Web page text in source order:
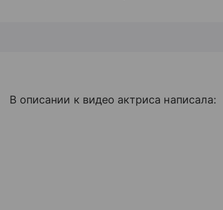
В описании к видео актриса написала: